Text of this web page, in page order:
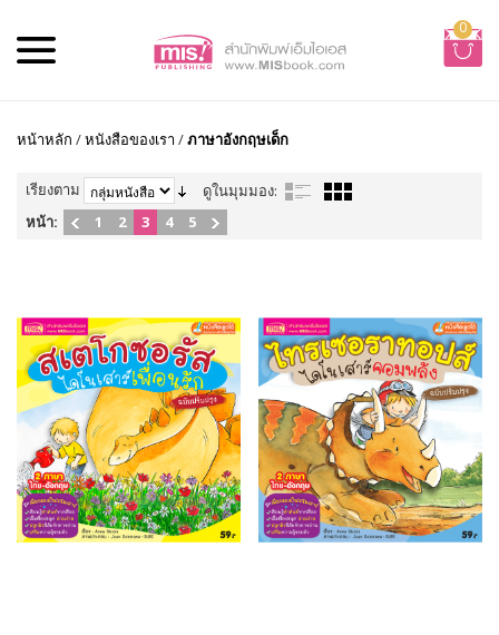
0
หน้าหลัก /หนังสือของเรา /ภาษาอังกฤษเด็ก
เรียงตาม
ดูในมุมมอง:
หน้า:
1 2 3 4 5